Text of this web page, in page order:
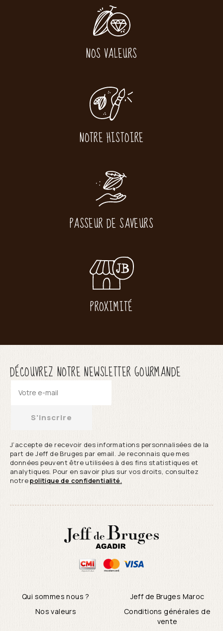
NOS VALEURS
NOTRE HISTOIRE
PASSEUR DE SAVEURS
PROXIMITÉ
DÉCOUVREZ NOTRE NEWSLETTER GOURMANDE
S'inscrire
J’accepte de recevoir des informations personnalisées de la
part de Jeff de Bruges par email. Je reconnais que mes
données peuvent être utilisées à des fins statistiques et
analytiques. Pour en savoir plus sur vos droits, consultez
notrepolitique de confidentialité.
Qui sommes nous ?
Jeff de Bruges Maroc
Nos valeurs
Conditions générales de
vente